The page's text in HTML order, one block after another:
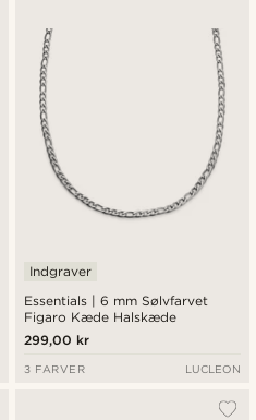
Essentials | 6 mm Sølvfarvet
Figaro Kæde Halskæde
Indgraver
299,00 kr
3 FARVER LUCLEON